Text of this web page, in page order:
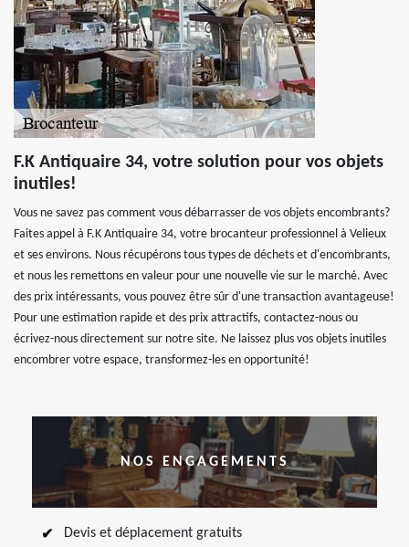
F.K Antiquaire 34, votre solution pour vos objets
inutiles!
Vous ne savez pas comment vous débarrasser de vos objets encombrants?
Faites appel à F.K Antiquaire 34, votre brocanteur professionnel à Velieux
et ses environs. Nous récupérons tous types de déchets et d'encombrants,
et nous les remettons en valeur pour une nouvelle vie sur le marché. Avec
des prix intéressants, vous pouvez être sûr d'une transaction avantageuse!
Pour une estimation rapide et des prix attractifs, contactez-nous ou
écrivez-nous directement sur notre site. Ne laissez plus vos objets inutiles
encombrer votre espace, transformez-les en opportunité!
NOS ENGAGEMENTS
Devis et déplacement gratuits